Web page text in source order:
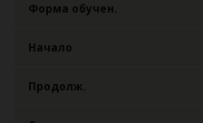
Форма обучен.
Начало
Продолж.